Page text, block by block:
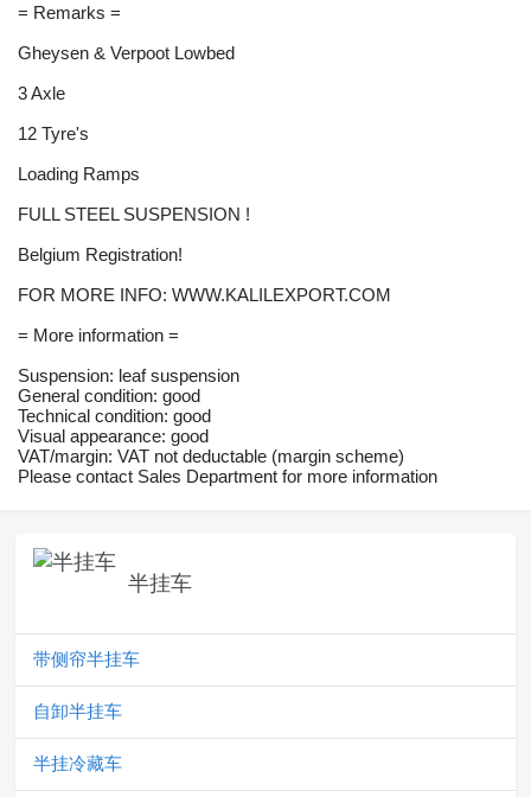
= Remarks =
Gheysen & Verpoot Lowbed
3 Axle
12 Tyre's
Loading Ramps
FULL STEEL SUSPENSION !
Belgium Registration!
FOR MORE INFO: WWW.KALILEXPORT.COM
= More information =
Suspension: leaf suspension
General condition: good
Technical condition: good
Visual appearance: good
VAT/margin: VAT not deductable (margin scheme)
Please contact Sales Department for more information
半挂车
带侧帘半挂车
自卸半挂车
半挂冷藏车